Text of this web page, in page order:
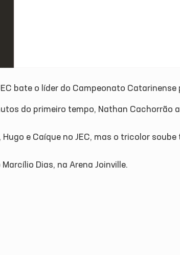
bate o líder do Campeonato Catarinense
do primeiro tempo, Nathan
e Caíque no JEC, mas o tricolor
Dias, na Arena Joinville.